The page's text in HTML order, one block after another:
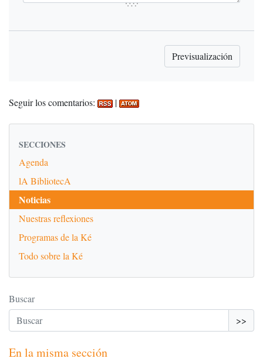
Seguir los comentarios: |
SECCIONES
Agenda
lA BibliotecA
Noticias
Nuestras reflexiones
Programas de la Ké
Todo sobre la Ké
Buscar
>>
En la misma sección